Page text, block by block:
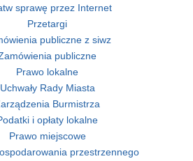
sprawę przez Internet
Przetargi
publiczne z siwz
publiczne
Prawo lokalne
Uchwały Rady Miasta
Burmistrza
i opłaty lokalne
Prawo miejscowe
przestrzennego